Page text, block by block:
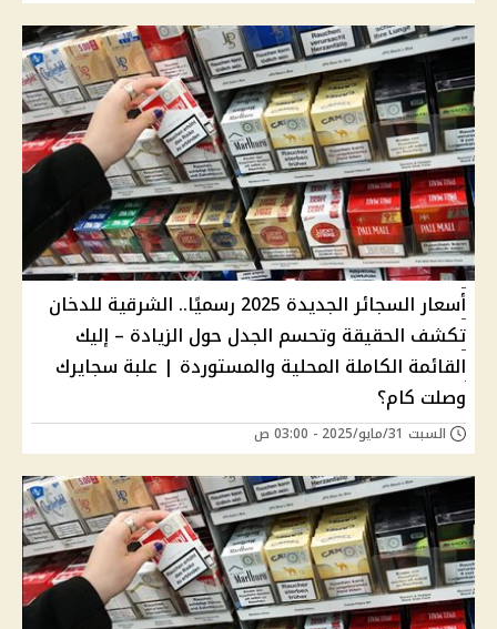
أسعار السجائر الجديدة 2025 رسميًا.. الشرقية للدخان
تكشف الحقيقة وتحسم الجدل حول الزيادة – إليك
القائمة الكاملة المحلية والمستوردة | علبة سجايرك
وصلت كام؟
السبت 31/مايو/2025 - 03:00 ص